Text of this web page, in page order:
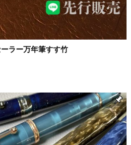
ラー万年筆すす竹